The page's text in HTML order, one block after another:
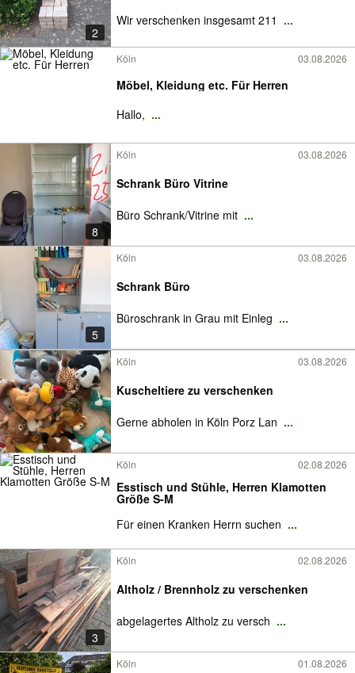
2
Wir verschenken insgesamt 211 ...
Köln 03.08.2026
Möbel, Kleidung etc. Für Herren
Hallo, ...
8
Köln 03.08.2026
Schrank Büro Vitrine
Büro Schrank/Vitrine mit ...
5
Köln 03.08.2026
Schrank Büro
Büroschrank in Grau mit Einleg ...
Köln 03.08.2026
Kuscheltiere zu verschenken
Gerne abholen in Köln Porz Lan ...
Köln 02.08.2026
Esstisch und Stühle, Herren Klamotten
Größe S-M
Für einen Kranken Herrn suchen ...
3
Köln 02.08.2026
Altholz / Brennholz zu verschenken
abgelagertes Altholz zu versch ...
Köln 01.08.2026